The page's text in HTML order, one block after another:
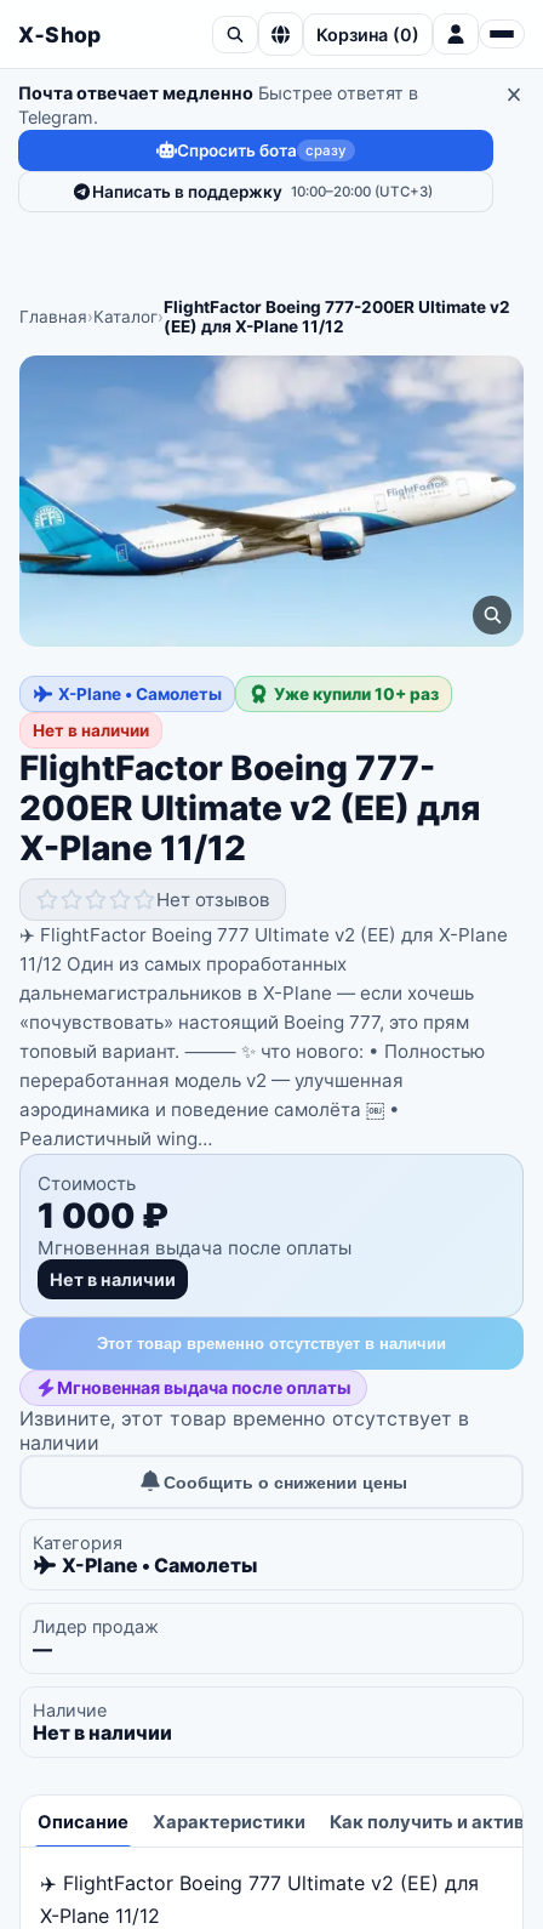
X‑Shop Корзина (0)
Почта отвечает медленно Быстрее ответят в
Telegram.
Спросить бота сразу
Написать в поддержку 10:00–20:00 (UTC+3)
Главная›Каталог›FlightFactor Boeing 777-200ER Ultimate v2
(EE) для X-Plane 11/12
X-Plane • Самолеты
Уже купили 10+ раз
Нет в наличии
FlightFactor Boeing 777-
200ER Ultimate v2 (EE) для
X-Plane 11/12
Нет отзывов
✈️ FlightFactor Boeing 777 Ultimate v2 (EE) для X-Plane
11/12 Один из самых проработанных
дальнемагистральников в X-Plane — если хочешь
«почувствовать» настоящий Boeing 777, это прям
топовый вариант. ⸻ ✨ что нового: • Полностью
переработанная модель v2 — улучшенная
аэродинамика и поведение самолёта ￼ •
Реалистичный wing…
Стоимость
1 000 ₽
Мгновенная выдача после оплаты
Нет в наличии
Этот товар временно отсутствует в наличии
Мгновенная выдача после оплаты
Извините, этот товар временно отсутствует в
наличии
Сообщить о снижении цены
Категория
X-Plane • Самолеты
Лидер продаж
—
Наличие
Нет в наличии
Описание Характеристики Как получить и
Описание
✈️ FlightFactor Boeing 777 Ultimate v2 (EE) для
X-Plane 11/12